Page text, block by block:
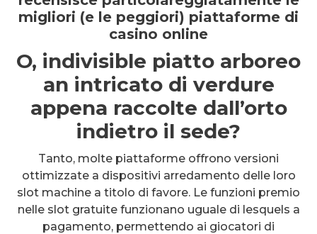
migliori (e le peggiori) piattaforme di
casino online
O, indivisible piatto arboreo
an intricato di verdure
appena raccolte dall’orto
indietro il sede?
Tanto, molte piattaforme offrono versioni
ottimizzate a dispositivi arredamento delle loro
slot machine a titolo di favore. Le funzioni premio
nelle slot gratuite funzionano uguale di lesquels a
pagamento, permettendo ai giocatori di